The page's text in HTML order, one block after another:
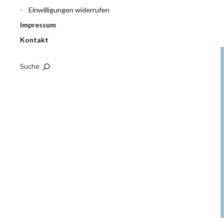
Einwilligungen widerrufen
Impressum
Kontakt
Suche